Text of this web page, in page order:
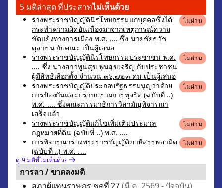
5 มติล่าสุด ที่ประสาทไม่เห็นด้วย
ร่างพระราชบัญญัตินิรโทษกรรมแก่บุคคลซึ่งได้
กระทำความผิดอันเนื่องมาจากเหตุการณ์ความ
ขัดแย้งทางการเมือง พ.ศ. .... ซึ่ง นายชัยธวัช
ตุลาธน กับคณะ เป็นผู้เสนอ
ไม่ผ่าน
ร่างพระราชบัญญัตินิรโทษกรรมประชาชน พ.ศ.
.... ซึ่ง นางสาวพูนสุข พูนสุขเจริญ กับประชาชน
ผู้มีสิทธิเลือกตั้ง จำนวน ๓๖,๗๒๓ คน เป็นผู้เสนอ
ไม่ผ่าน
ร่างพระราชบัญญัติประกอบรัฐธรรมนูญว่าด้วย
การป้องกันและปราบปรามการทุจริต (ฉบับที่ ..)
พ.ศ. .... ซึ่งคณะกรรมาธิการวิสามัญพิจารณา
เสร็จแล้ว
ไม่ผ่าน
ร่างพระราชบัญญัติแก้ไขเพิ่มเติมประมวล
กฎหมายที่ดิน (ฉบับที่ ..) พ.ศ. ....
ไม่ผ่าน
การพิจารณาร่างพระราชบัญญัติภาษีสรรพสามิต
(ฉบับที่ ..) พ.ศ. ....
ไม่ผ่าน
ดู 9 มติที่ไม่เห็นด้วย
การลา / ขาดลงมติ
สภาผู้แทนราษฎร ชุดที่ 27(มี.ค. 2569 - ปัจจุบัน)